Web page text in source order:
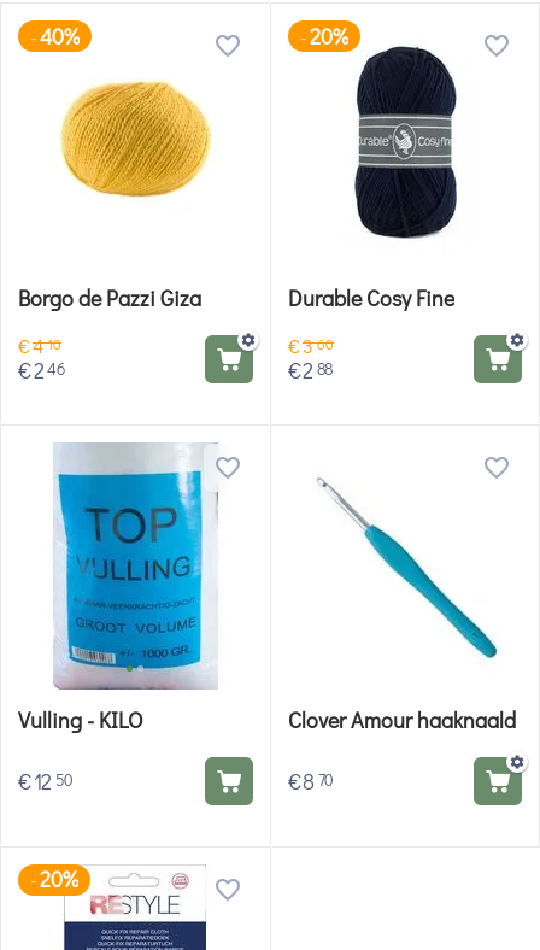
-40%
Borgo de Pazzi Giza
€410
€246
-20%
Durable Cosy Fine
€360
€2 88
Vulling - KILO
€12 50
Clover Amour haaknaald
€8 70
-20%